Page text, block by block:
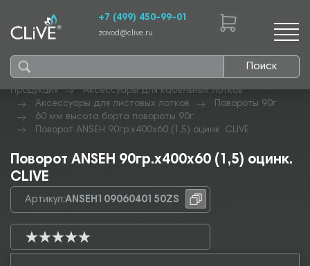
Поиск
+7 (499) 450-99-01
zavod@clive.ru
Продукция
Аксессуары для кабельных лотков
Аксессуары для листовых лотков
Повороты 90г
60 мм высота борта повороты 90г
Поворот ANSEH 90гр.х400х60 (1,5) оцинк. CLIVE
Поворот ANSEH 90гр.х400х60 (1,5) оцинк.
CLIVE
Артикул:ANSEH10906040150ZS